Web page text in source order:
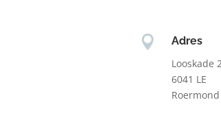

Adres
Looskade
6041 LE
Roermond